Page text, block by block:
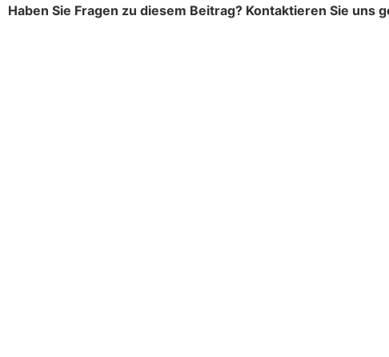
Haben Sie Fragen zu diesem Beitrag? Kontaktieren Sie uns